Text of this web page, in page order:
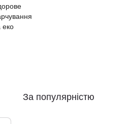
За популярністю